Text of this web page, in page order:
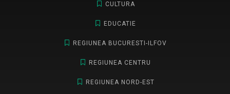
CULTURA
EDUCATIE
REGIUNEA BUCURESTI-ILFOV
REGIUNEA CENTRU
REGIUNEA NORD-EST